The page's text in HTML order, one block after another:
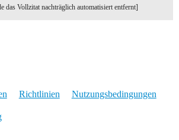
das Vollzitat nachträglich automatisiert entfernt]
Richtlinien Nutzungsbedingungen